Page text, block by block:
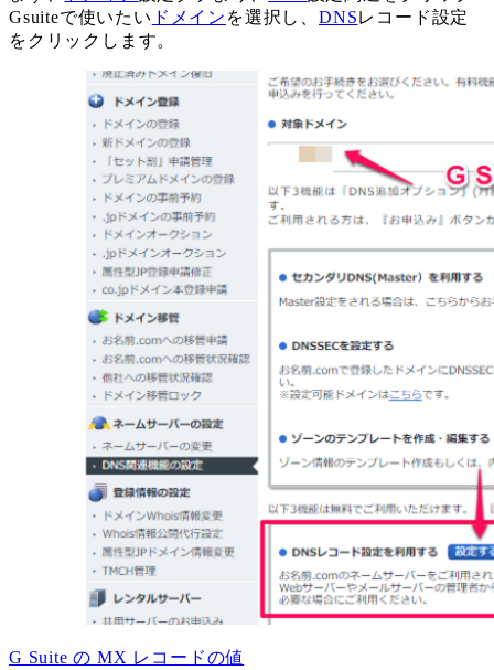
Gsuiteで使いたい ドメイン を選択し、DNSレコード設定
をクリックします。
G Suite の MX レコードの値